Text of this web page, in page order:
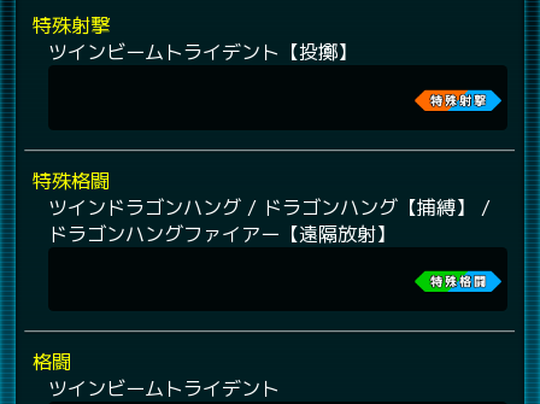
特殊射撃
ツインビームトライデント【投擲】
特殊格闘
ツインドラゴンハング / ドラゴンハング【捕縛】 /
ドラゴンハングファイアー【遠隔放射】
格闘
ツインビームトライデント